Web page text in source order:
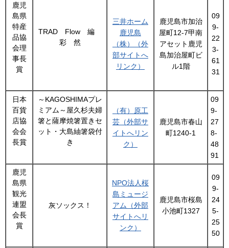
鹿児
島県
特産
品協
会理
事長
賞
TRAD Flow 編
彩 然
三井ホーム
鹿児島
（株）（外
部サイトへ
リンク）
鹿児島市加治
屋町12-7甲南
アセット鹿児
島加治屋町ビ
ル1階
09
9-
22
3-
61
31
日本
百貨
店協
会会
長賞
～KAGOSHIMAプレ
ミアム～屋久杉夫婦
箸と薩摩焼箸置きセ
ット・大島紬箸袋付
き
（有）原工
芸（外部サ
イトへリン
ク）
鹿児島市春山
町1240-1
09
9-
27
8-
48
91
鹿児
島県
観光
連盟
会長
賞
灰ソックス！
NPO法人桜
島ミュージ
アム（外部
サイトへリ
ンク）
鹿児島市桜島
小池町1327
09
9-
24
5-
25
50